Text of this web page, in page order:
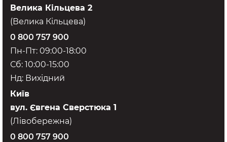
Велика Кільцева 2
(Велика Кільцева)
0 800 757 900
Пн-Пт: 09:00-18:00
Сб: 10:00-15:00
Нд: Вихідний
Київ
вул. Євгена Сверстюка 1
(Лівобережна)
0 800 757 900